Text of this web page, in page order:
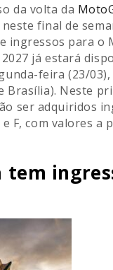
da volta da
final de
ingressos para o
já estará
feira (23/
Brasília). Neste
ser adquiridos
e F, com valores a
tem